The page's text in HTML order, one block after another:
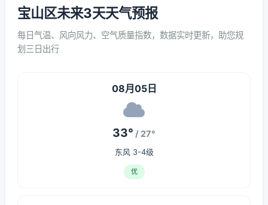
宝山区未来3天天气预报
每日气温、风向风力、空气质量指数，数据实时更新，助您规
划三日出行
08月05日
33° / 27°
东风 3-4级
优